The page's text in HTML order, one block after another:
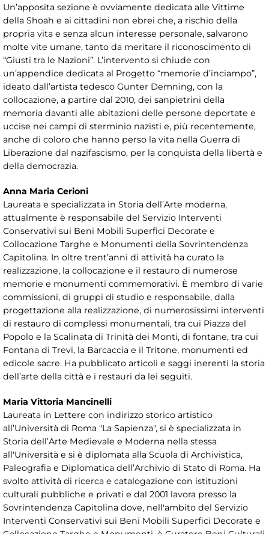
Un’apposita sezione è ovviamente dedicata alle Vittime
della Shoah e ai cittadini non ebrei che, a rischio della
propria vita e senza alcun interesse personale, salvarono
molte vite umane, tanto da meritare il riconoscimento di
“Giusti tra le Nazioni”. L’intervento si chiude con
un’appendice dedicata al Progetto “memorie d’inciampo”,
ideato dall’artista tedesco Gunter Demning, con la
collocazione, a partire dal 2010, dei sanpietrini della
memoria davanti alle abitazioni delle persone deportate e
uccise nei campi di sterminio nazisti e, più recentemente,
anche di coloro che hanno perso la vita nella Guerra di
Liberazione dal nazifascismo, per la conquista della libertà e
della democrazia.
Anna Maria Cerioni
Laureata e specializzata in Storia dell’Arte moderna,
attualmente è responsabile del Servizio Interventi
Conservativi sui Beni Mobili Superfici Decorate e
Collocazione Targhe e Monumenti della Sovrintendenza
Capitolina. In oltre trent’anni di attività ha curato la
realizzazione, la collocazione e il restauro di numerose
memorie e monumenti commemorativi. È membro di varie
commissioni, di gruppi di studio e responsabile, dalla
progettazione alla realizzazione, di numerosissimi interventi
di restauro di complessi monumentali, tra cui Piazza del
Popolo e la Scalinata di Trinità dei Monti, di fontane, tra cui
Fontana di Trevi, la Barcaccia e il Tritone, monumenti ed
edicole sacre. Ha pubblicato articoli e saggi inerenti la storia
dell’arte della città e i restauri da lei seguiti.
Maria Vittoria Mancinelli
Laureata in Lettere con indirizzo storico artistico
all’Università di Roma "La Sapienza", si è specializzata in
Storia dell’Arte Medievale e Moderna nella stessa
all'Università e si è diplomata alla Scuola di Archivistica,
Paleografia e Diplomatica dell’Archivio di Stato di Roma. Ha
svolto attività di ricerca e catalogazione con istituzioni
culturali pubbliche e privati e dal 2001 lavora presso la
Sovrintendenza Capitolina dove, nell'ambito del Servizio
Interventi Conservativi sui Beni Mobili Superfici Decorate e